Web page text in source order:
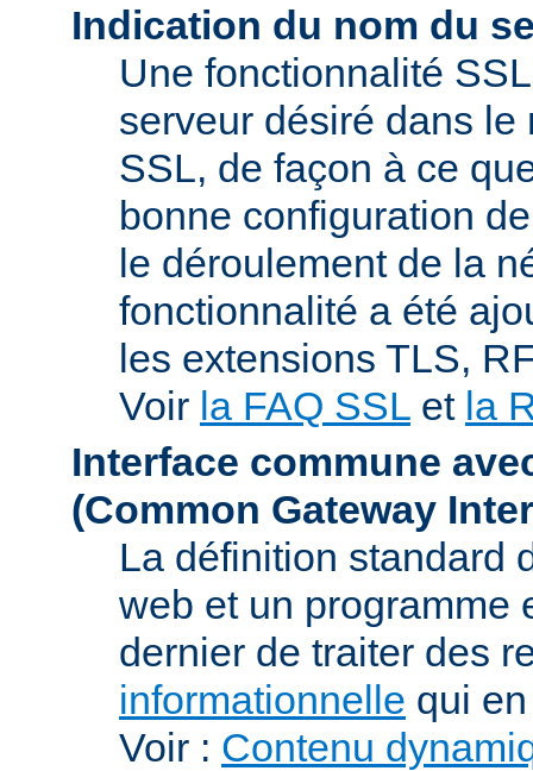
Indication du nom du
Une fonctionnalité
serveur désiré dans
SSL, de façon à ce
bonne configuration
le déroulement de la
fonctionnalité a été
les extensions TLS,
Voir la FAQ SSL et la
Interface commune
(Common Gateway
La définition standard
web et un programme
dernier de traiter des
informationnelle qui
Voir : Contenu